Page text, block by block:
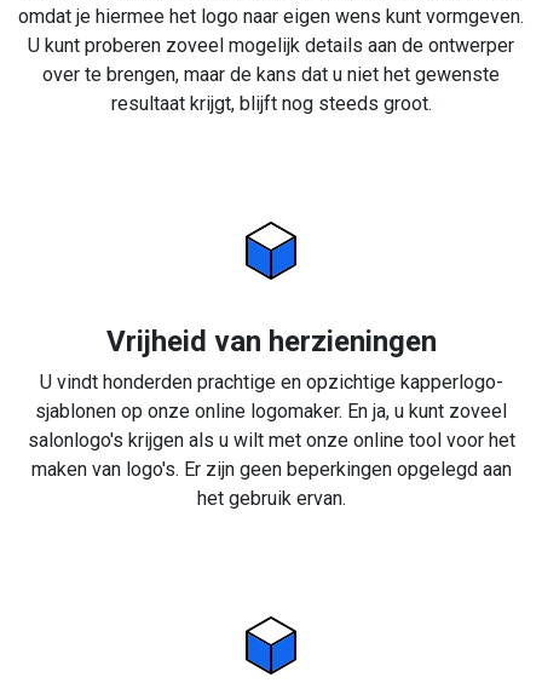
omdat je hiermee het logo naar eigen wens kunt vormgeven.
U kunt proberen zoveel mogelijk details aan de ontwerper
over te brengen, maar de kans dat u niet het gewenste
resultaat krijgt, blijft nog steeds groot.
Vrijheid van herzieningen
U vindt honderden prachtige en opzichtige kapperlogo-
sjablonen op onze online logomaker. En ja, u kunt zoveel
salonlogo's krijgen als u wilt met onze online tool voor het
maken van logo's. Er zijn geen beperkingen opgelegd aan
het gebruik ervan.